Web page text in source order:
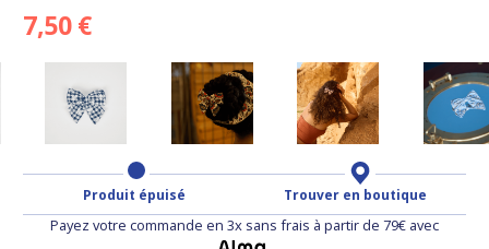
7,50 €
Produit épuisé Trouver en boutique
Payez votre commande en 3x sans frais à partir de 79€ avec